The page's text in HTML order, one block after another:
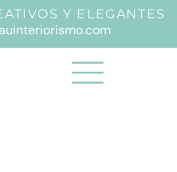
Y ELEGANTES